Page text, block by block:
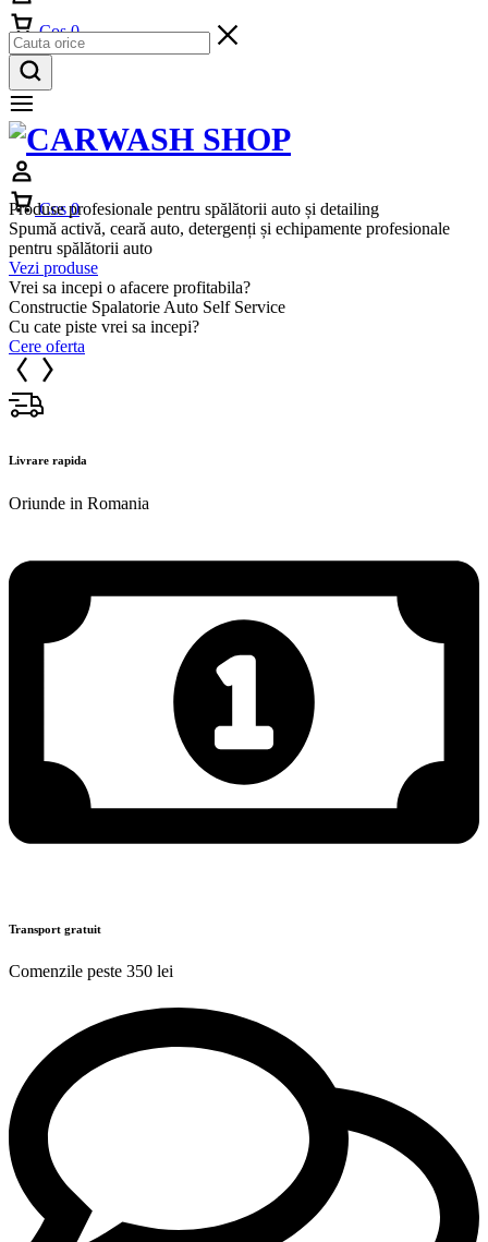
Cos 0
Cos 0
Produse profesionale pentru spălătorii auto și detailing
Spumă activă, ceară auto, detergenți și echipamente profesionale
pentru spălătorii auto
Vezi produse
Vrei sa incepi o afacere profitabila?
Constructie Spalatorie Auto Self Service
Cu cate piste vrei sa incepi?
Cere oferta
Livrare rapida
Oriunde in Romania
Transport gratuit
Comenzile peste 350 lei